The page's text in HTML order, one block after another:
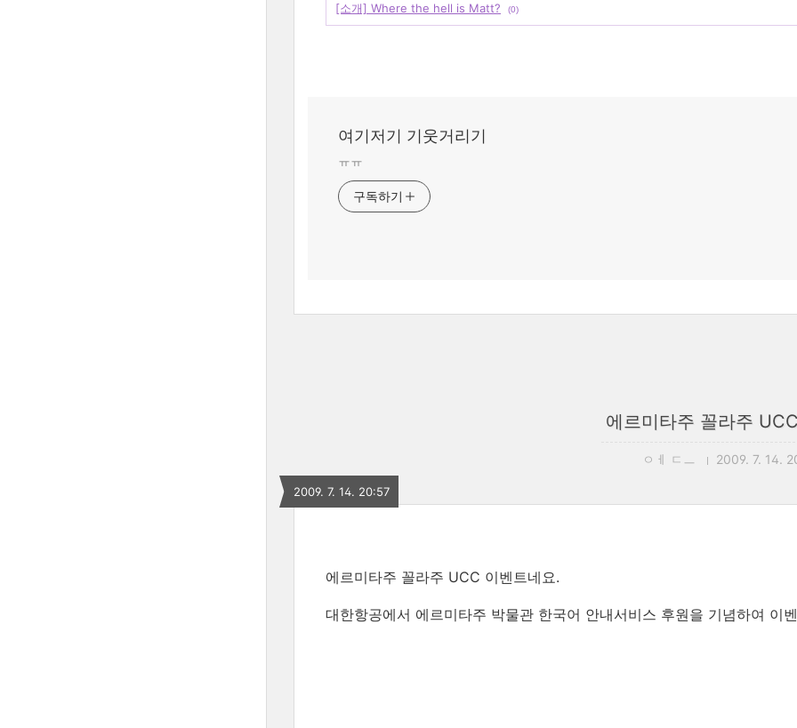
[소개] Where the hell is Matt?
(0)
여기저기 기웃거리기
ㅠㅠ
구독하기
에르미타주 꼴라주
ㅇㅔ ㄷㅡ 2009. 7. 14.
2009. 7. 14. 20:57
에르미타주 꼴라주 UCC 이벤트네요.
대한항공에서 에르미타주 박물관 한국어 안내서비스 후원을 기념하여 이